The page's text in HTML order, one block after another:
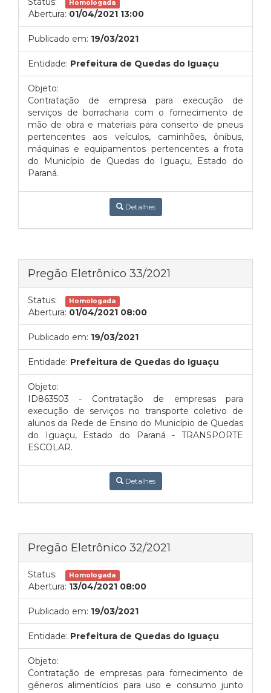
Homologada
Abertura: 01/04/2021 13:00
Publicado em: 19/03/2021
Entidade: Prefeitura de Quedas do Iguaçu
Objeto:
Contratação de empresa para execução de
serviços de borracharia com o fornecimento de
mão de obra e materiais para conserto de pneus
pertencentes aos veículos, caminhões, ônibus,
máquinas e equipamentos pertencentes a frota
do Município de Quedas do Iguaçu, Estado do
Paraná.
Detalhes
Pregão Eletrônico 33/2021
Status: Homologada
Abertura: 01/04/2021 08:00
Publicado em: 19/03/2021
Entidade: Prefeitura de Quedas do Iguaçu
Objeto:
ID863503 - Contratação de empresas para
execução de serviços no transporte coletivo de
alunos da Rede de Ensino do Município de Quedas
do Iguaçu, Estado do Paraná - TRANSPORTE
ESCOLAR.
Detalhes
Pregão Eletrônico 32/2021
Status: Homologada
Abertura: 13/04/2021 08:00
Publicado em: 19/03/2021
Entidade: Prefeitura de Quedas do Iguaçu
Objeto:
Contratação de empresas para fornecimento de
gêneros alimentícios para uso e consumo junto